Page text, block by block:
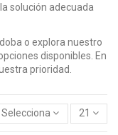
solución adecuada
o explora nuestro
disponibles. En
prioridad.
Selecciona 21